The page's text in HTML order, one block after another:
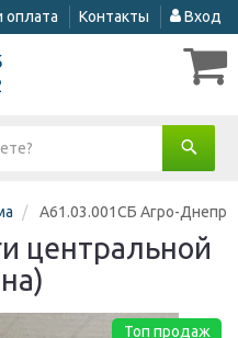
оплата Контакты Вход
А61.03.001СБ Агро-Днепр
центральной
Топ продаж